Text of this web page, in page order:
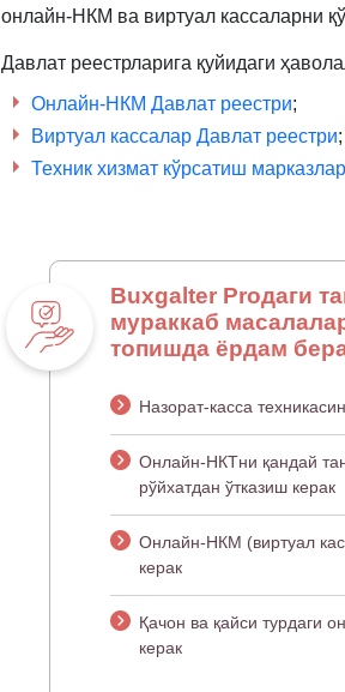
онлайн-НКМ ва виртуал кассаларни
Давлат реестрларига қуйидаги
Онлайн-НКМ Давлат реестри;
Виртуал кассалар Давлат реестри;
Техник хизмат кўрсатиш
Buxgalter Proдаги
мураккаб
топишда ёрдам
Назорат-касса
Онлайн-НКТни қандай
рўйхатдан ўтказиш керак
Онлайн-НКМ (виртуал
керак
Қачон ва қайси турдаги
керак